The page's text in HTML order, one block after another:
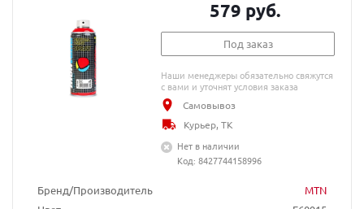
Бренд/Производитель
MTN
579 руб.
Под заказ
Наши менеджеры обязательно свяжутся
с вами и уточнят условия заказа
Самовывоз
Курьер, ТК
Нет в наличии
Код: 8427744158996